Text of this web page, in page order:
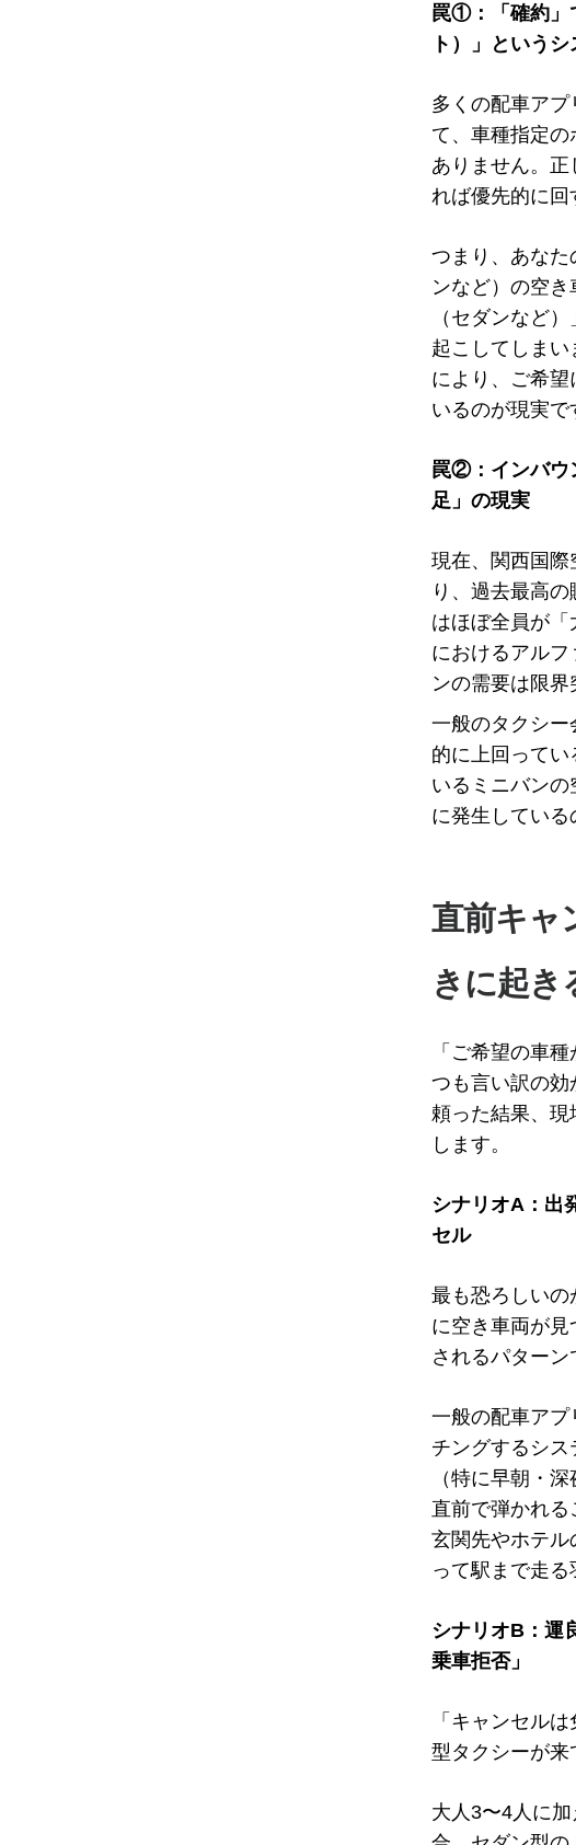
罠①：「確約」
ト）」という
多くの配車ア
て、車種指定
ありません。
れば優先的に回
つまり、あな
ンなど）の空
（セダンなど
起こしてしま
により、ご希
いるのが現実で
罠②：インバウ
足」の現実
現在、関西国際
り、過去最高
はほぼ全員が
におけるアル
ンの需要は限界
一般のタクシー
的に上回って
いるミニバンの
に発生している
直前キャ
きに起き
「ご希望の車
つも言い訳の効
頼った結果、現
します。
シナリオA：出
セル
最も恐ろしいの
に空き車両が
されるパターン
一般の配車アプ
チングするシ
（特に早朝・
直前で弾かれ
玄関先やホテ
って駅まで走る
シナリオB：運
乗車拒否」
「キャンセル
型タクシーが来
大人3〜4人に